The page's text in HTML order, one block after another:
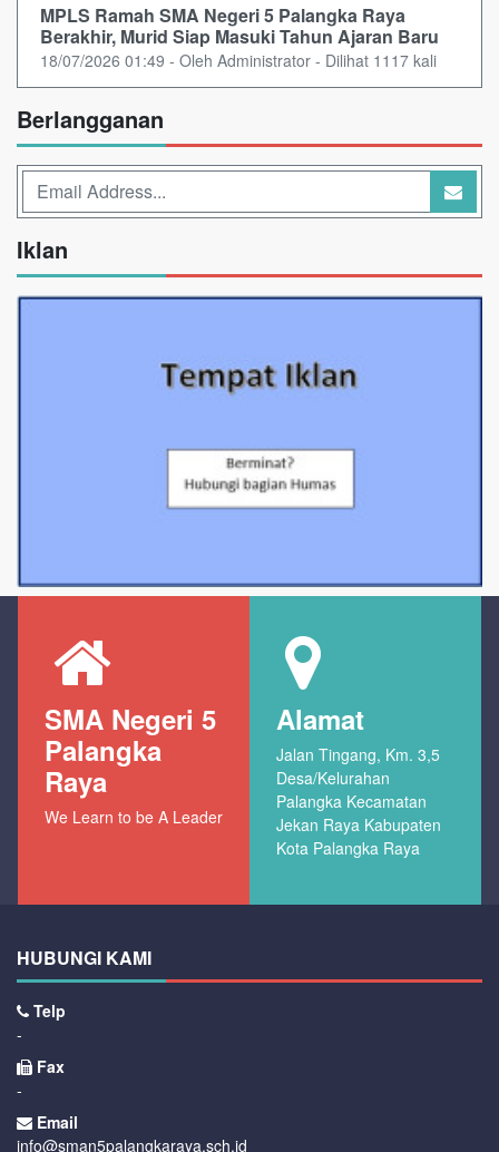
MPLS Ramah SMA Negeri 5 Palangka Raya
Berakhir, Murid Siap Masuki Tahun Ajaran Baru
18/07/2026 01:49 - Oleh Administrator - Dilihat 1117 kali
Berlangganan
Iklan
SMA Negeri 5
Palangka
Raya
We Learn to be A Leader
Alamat
Jalan Tingang, Km. 3,5
Desa/Kelurahan
Palangka Kecamatan
Jekan Raya Kabupaten
Kota Palangka Raya
HUBUNGI KAMI
Telp
-
Fax
-
Email
info@sman5palangkaraya.sch.id